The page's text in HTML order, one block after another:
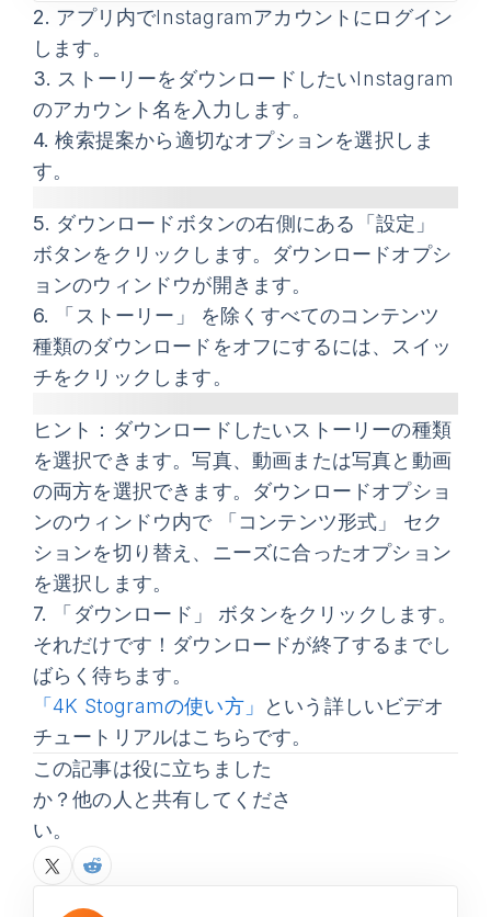
2. アプリ内でInstagramアカウントにログイン
します。
3. ストーリーをダウンロードしたいInstagram
のアカウント名を入力します。
4. 検索提案から適切なオプションを選択しま
す。
5. ダウンロードボタンの右側にある
「設定」
ボタンをクリックします。 ダウンロードオプシ
ョンのウィンドウが開きます。
6.
「ストーリー」
を除くすべてのコンテンツ
種類のダウンロードをオフにするには、スイッ
チをクリックします。
ヒント ：ダウンロードしたいストーリーの種類
を選択できます。写真、動画または写真と動画
の両方を選択できます。 ダウンロードオプショ
ンのウィンドウ内で 「コンテンツ形式」
セク
ションを切り替え、ニーズに合ったオプション
を選択します。
7.
「ダウンロード」
ボタンをクリックします。
それだけです！ダウンロードが終了するまでし
ばらく待ちます。
「4K Stogramの使い方」
という詳しいビデオ
チュートリアルはこちらです。
この記事は役に立ちました
か？他の人と共有してくださ
い。